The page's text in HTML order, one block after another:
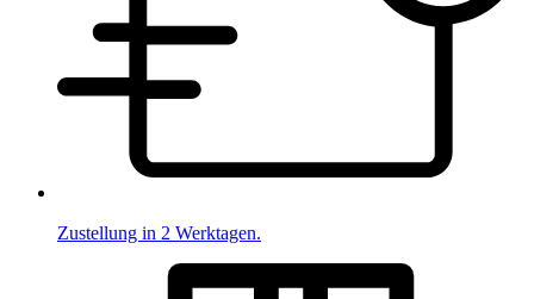
Zustellung in 2 Werktagen.